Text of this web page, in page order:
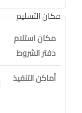
مكان التسليم
مكان استلام
دفتر الشروط
أماكن التنفيذ